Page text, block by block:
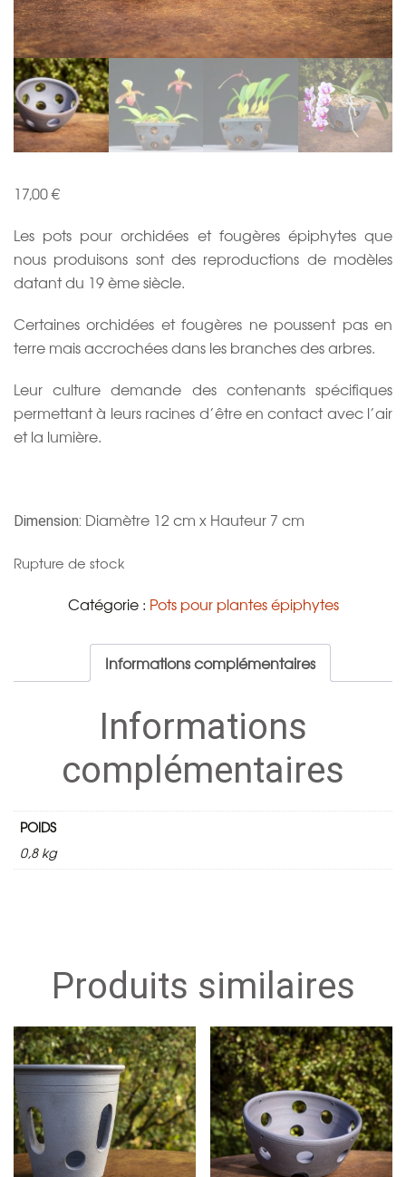
17,00€
Les pots pour orchidées et fougères épiphytes que
nous produisons sont des reproductions de modèles
datant du 19 ème siècle.
Certaines orchidées et fougères ne poussent pas en
terre mais accrochées dans les branches des arbres.
Leur culture demande des contenants spécifiques
permettant à leurs racines d’être en contact avec l’air
et la lumière.
Dimension: Diamètre 12 cm x Hauteur 7 cm
Rupture de stock
Catégorie : Pots pour plantes épiphytes
Informations complémentaires
Informations
complémentaires
POIDS
0,8 kg
Produits similaires